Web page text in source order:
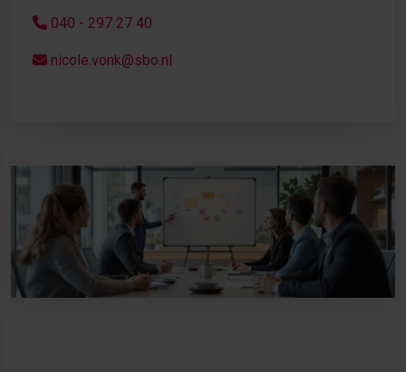
040 - 297 27 40
nicole.vonk@sbo.nl